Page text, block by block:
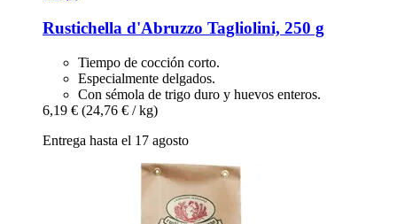
Rustichella d'Abruzzo Tagliolini, 250 g
Tiempo de cocción corto.
Especialmente delgados.
Con sémola de trigo duro y huevos enteros.
6,19 € (24,76 € / kg)
Entrega hasta el 17 agosto